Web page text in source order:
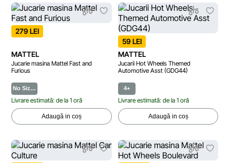
279 LEI
MATTEL
Jucarie masina Mattel Fast and
Furious
No Siz…
Livrare estimată: de la 1 oră
Adaugă in coș
59 LEI
MATTEL
Jucarii Hot Wheels Themed
Automotive Asst (GDG44)
4+
Livrare estimată: de la 1 oră
Adaugă in coș